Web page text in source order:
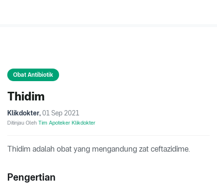
Obat Antibiotik
Thidim
Klikdokter, 01 Sep 2021
Ditinjau Oleh Tim Apoteker Klikdokter
Thidim adalah obat yang mengandung zat ceftazidime.
Pengertian